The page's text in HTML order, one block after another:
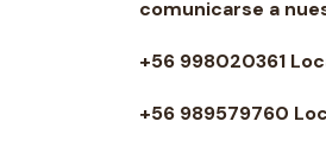
comunicarse a
+56 998020361
+56 989579760